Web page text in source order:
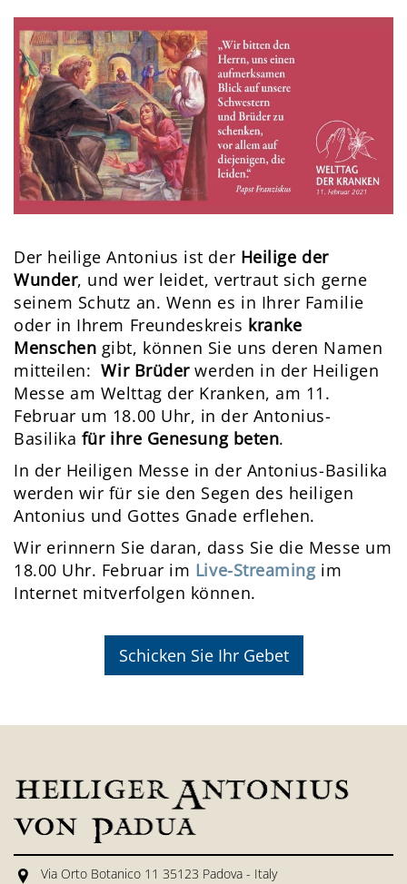
Der heilige Antonius ist der Heilige der
Wunder, und wer leidet, vertraut sich gerne
seinem Schutz an. Wenn es in Ihrer Familie
oder in Ihrem Freundeskreis kranke
Menschen gibt, können Sie uns deren Namen
mitteilen:Wir Brüderwerden in der Heiligen
Messe am Welttag der Kranken, am 11.
Februar um 18.00 Uhr, in der Antonius-
Basilika für ihre Genesung beten.
In der Heiligen Messe in der Antonius-Basilika
werden wir für sie den Segen des heiligen
Antonius und Gottes Gnade erflehen.
Wir erinnern Sie daran, dass Sie die Messe um
18.00 Uhr. Februar im Live-Streamingim
Internet mitverfolgen können.
Schicken Sie Ihr Gebet
Via Orto Botanico 11 35123 Padova - Italy